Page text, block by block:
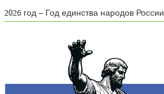
2026 год – Год единства народов России